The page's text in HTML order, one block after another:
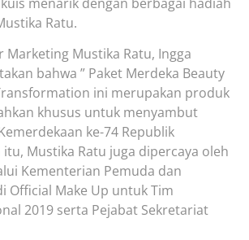
Ratu.
Marketing Mustika Ratu, Ingga
bahwa ” Paket Merdeka Beauty
ini merupakan produk
khusus untuk menyambut
ke-74 Republik
itu, Mustika Ratu juga dipercaya oleh
Kementerian Pemuda dan
Official Make Up untuk Tim
2019 serta Pejabat Sekretariat